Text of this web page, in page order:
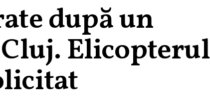
după un
Elicopterul